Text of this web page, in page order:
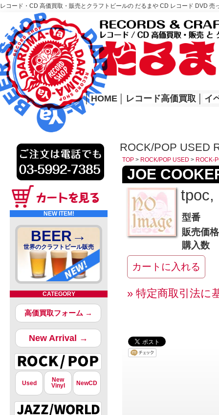
レコード・CD 高価買取・販売とクラフトビールの だるまや CD レコード DVD
レコード高価買取はこちら
HOME
│ HOME レコード高価買取 イ
NEW ITEM!
BEER→
世界のクラフトビール販売
CATEGORY
高価買取フォーム →
New Arrival →
Used
New
Vinyl
NewCD
ROCK/POP USED
TOP > ROCK/POP USED > ROCK-
JOE
tpoc,
型番
販売価格
購入数
» 特定商取引法に